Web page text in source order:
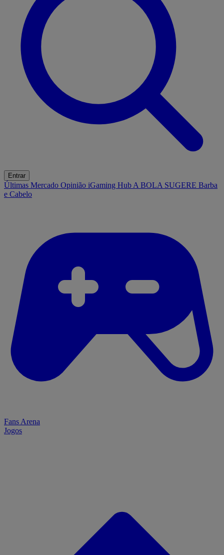
Entrar
Últimas Mercado Opinião iGaming Hub A BOLA SUGERE Barba
e Cabelo
Fans Arena
Jogos